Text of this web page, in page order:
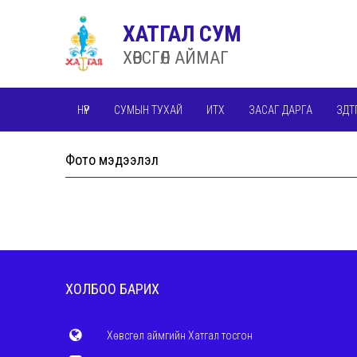
ХАТГАЛ СУМ
ХӨВСГӨЛ АЙМАГ
НҮҮР СУМЫН ТУХАЙ ИТХ ЗАСАГ ДАРГА
Фото мэдээлэл
ХОЛБОО БАРИХ
Хөвсгөл аймгийн Хатгал тосгон